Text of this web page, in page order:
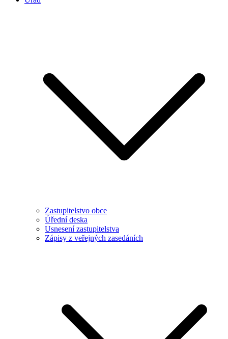
Zastupitelstvo obce
Úřední deska
Usnesení zastupitelstva
Zápisy z veřejných zasedáních